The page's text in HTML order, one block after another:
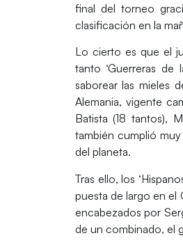
final del torneo
clasificación en la
Lo cierto es que el
tanto ‘Guerreras de
saborear las mieles
Alemania, vigente
Batista (18 tantos),
también cumplió
del planeta.
Tras ello, los
puesta de largo en el
encabezados por
de un combinado, el